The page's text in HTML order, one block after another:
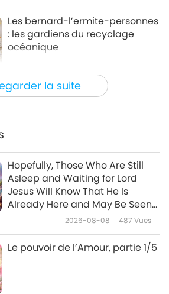
la suite
Les bernard-l’ermite-personnes
: les gardiens du recyclage
océanique
nos co-
2026-03-06
Discuter avec votre chien
compagnon pour le Nouvel An
grâce aux boutons de
communication
Vues
Hopefully, Those Who Are Still
Asleep and Waiting for Lord
Jesus Will Know That He Is
Already Here and May Be Seen
on Supreme Master Television
2026-08-08 487 Vues
Le pouvoir de l’Amour, partie 1/5